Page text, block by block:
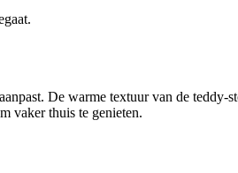
De warme textuur van de teddy-
vaker thuis te genieten.